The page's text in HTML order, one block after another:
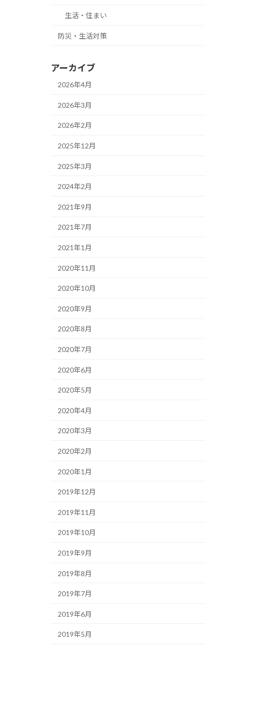
生活・住まい
防災・生活対策
アーカイブ
2026年4月
2026年3月
2026年2月
2025年12月
2025年3月
2024年2月
2021年9月
2021年7月
2021年1月
2020年11月
2020年10月
2020年9月
2020年8月
2020年7月
2020年6月
2020年5月
2020年4月
2020年3月
2020年2月
2020年1月
2019年12月
2019年11月
2019年10月
2019年9月
2019年8月
2019年7月
2019年6月
2019年5月